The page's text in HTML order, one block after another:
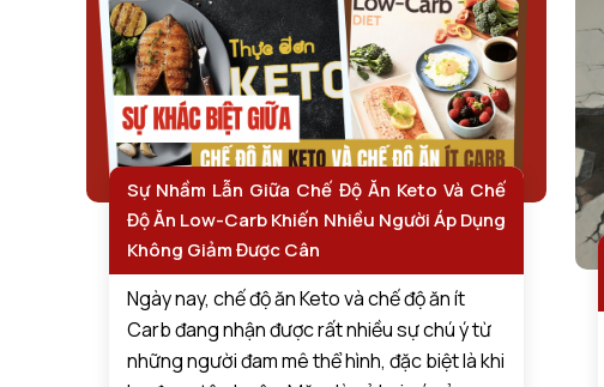
Sự Nhầm Lẫn Giữa Chế Độ Ăn Keto Và Chế
Độ Ăn Low-Carb Khiến Nhiều Người Áp Dụng
Không Giảm Được Cân
Ngày nay, chế độ ăn Keto và chế độ ăn ít
Carb đang nhận được rất nhiều sự chú ý từ
những người đam mê thể hình, đặc biệt là khi